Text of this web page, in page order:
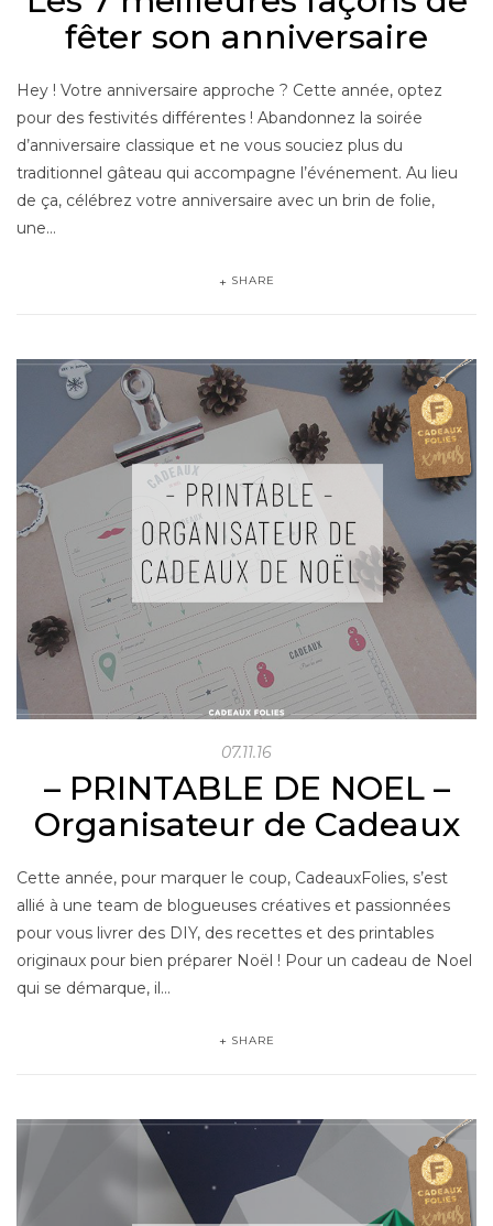
fêter son anniversaire
Hey ! Votre anniversaire approche ? Cette année, optez
pour des festivités différentes ! Abandonnez la soirée
d’anniversaire classique et ne vous souciez plus du
traditionnel gâteau qui accompagne l’événement. Au lieu
de ça, célébrez votre anniversaire avec un brin de folie,
une…
SHARE
07.11.16
– PRINTABLE DE NOEL –
Organisateur de Cadeaux
Cette année, pour marquer le coup, CadeauxFolies, s’est
allié à une team de blogueuses créatives et passionnées
pour vous livrer des DIY, des recettes et des printables
originaux pour bien préparer Noël ! Pour un cadeau de Noel
qui se démarque, il…
SHARE